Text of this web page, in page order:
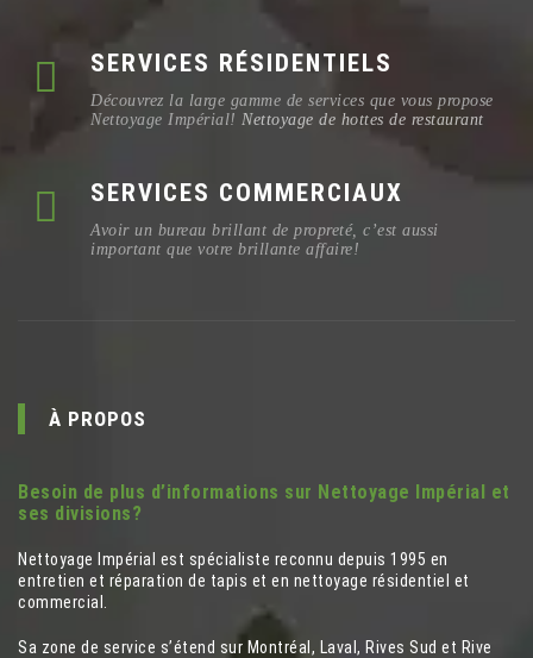
SERVICES RÉSIDENTIELS
Découvrez la large gamme de services que vous propose
Nettoyage Impérial! Nettoyage de hottes de restaurant
SERVICES COMMERCIAUX
Avoir un bureau brillant de propreté, c’est aussi
important que votre brillante affaire!
À PROPOS
Besoin de plus d’informations sur Nettoyage Impérial et
ses divisions?
Nettoyage Impérial est spécialiste reconnu depuis 1995 en
entretien et réparation de tapis et en nettoyage résidentiel et
commercial.
Sa zone de service s’étend sur Montréal, Laval, Rives Sud et Rive